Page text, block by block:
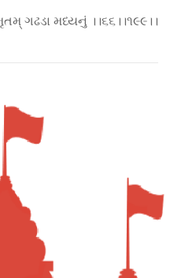
ગઢડા મધ્યનું ।।૬૬।।૧૯૯।।